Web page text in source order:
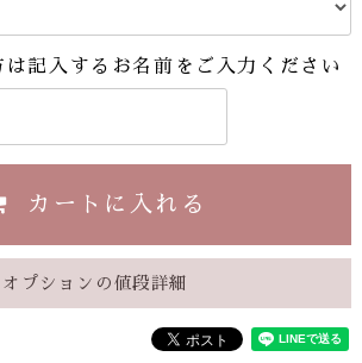
記入するお名前をご入力ください
カートに入れる
オプションの値段詳細